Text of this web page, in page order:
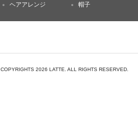
ヘアアレンジ
帽子
COPYRIGHTS 2026 LATTE. ALL RIGHTS RESERVED.